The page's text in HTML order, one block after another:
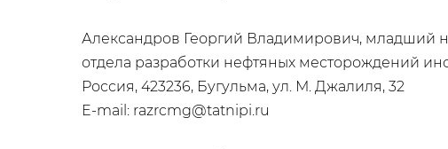
Александров Георгий Владимирович, младший
отдела разработки нефтяных месторождений
Россия, 423236, Бугульма, ул. М. Джалиля, 32
E-mail: razrcmg@tatnipi.ru